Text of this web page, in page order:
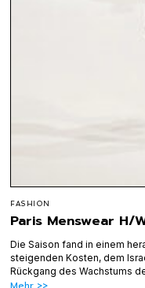
FASHION
Paris Menswear H/
Die Saison fand in einem
steigenden Kosten, dem
Rückgang des Wachstums